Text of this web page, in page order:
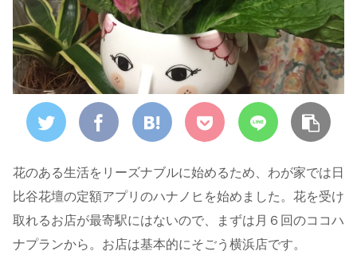
花のある生活をリーズナブルに始めるため、わが家では日
比谷花壇の定額アプリのハナノヒを始めました。花を受け
取れるお店が最寄駅にはないので、まずは月６回のココハ
ナプランから。お店は基本的にそごう横浜店です。